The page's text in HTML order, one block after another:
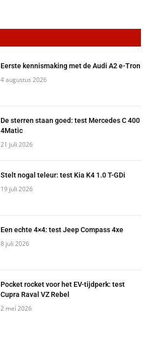
Eerste kennismaking met de Audi A2 e-Tron
4 augustus 2026
De sterren staan goed: test Mercedes C 400
4Matic
21 juli 2026
Stelt nogal teleur: test Kia K4 1.0 T-GDi
19 juli 2026
Een echte 4×4: test Jeep Compass 4xe
8 juli 2026
Pocket rocket voor het EV-tijdperk: test
Cupra Raval VZ Rebel
2 mei 2026